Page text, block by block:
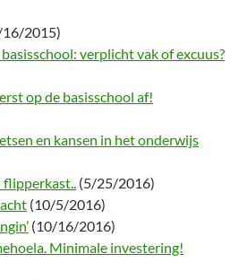
2015)
verplicht vak of excuus?
op de basisschool af!
en kansen in het onderwijs
flipperkast.. (5/25/2016)
(10/5/2016)
(10/16/2016)
Minimale investering!